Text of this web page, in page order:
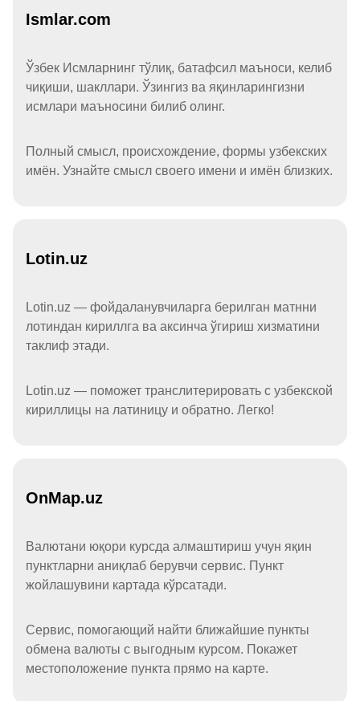
Ismlar.com
Ўзбек Исмларнинг тўлиқ, батафсил маъноси, келиб
чиқиши, шакллари. Ўзингиз ва яқинларингизни
исмлари маъносини билиб олинг.
Полный смысл, происхождение, формы узбекских
имён. Узнайте смысл своего имени и имён близких.
Lotin.uz
Lotin.uz — фойдаланувчиларга берилган матнни
лотиндан кириллга ва аксинча ўгириш хизматини
таклиф этади.
Lotin.uz — поможет транслитерировать с узбекской
кириллицы на латиницу и обратно. Легко!
OnMap.uz
Валютани юқори курсда алмаштириш учун яқин
пунктларни аниқлаб берувчи сервис. Пункт
жойлашувини картада кўрсатади.
Сервис, помогающий найти ближайшие пункты
обмена валюты с выгодным курсом. Покажет
местоположение пункта прямо на карте.